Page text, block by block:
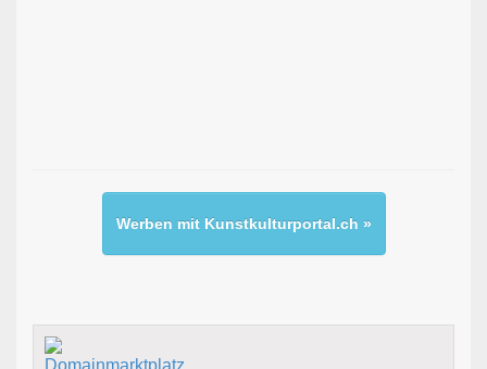
Werben mit Kunstkulturportal.ch »